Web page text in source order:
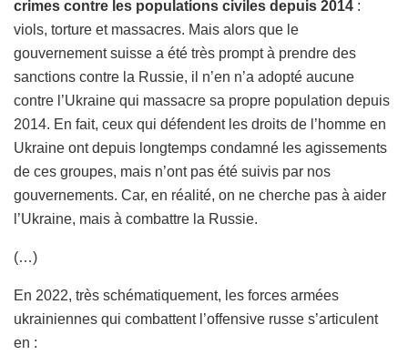
crimes contre les populations civiles depuis 2014 :
viols, torture et massacres. Mais alors que le
gouvernement suisse a été très prompt à prendre des
sanctions contre la Russie, il n’en n’a adopté aucune
contre l’Ukraine qui massacre sa propre population depuis
2014. En fait, ceux qui défendent les droits de l’homme en
Ukraine ont depuis longtemps condamné les agissements
de ces groupes, mais n’ont pas été suivis par nos
gouvernements. Car, en réalité, on ne cherche pas à aider
l’Ukraine, mais à combattre la Russie.
(…)
En 2022, très schématiquement, les forces armées
ukrainiennes qui combattent l’offensive russe s’articulent
en :